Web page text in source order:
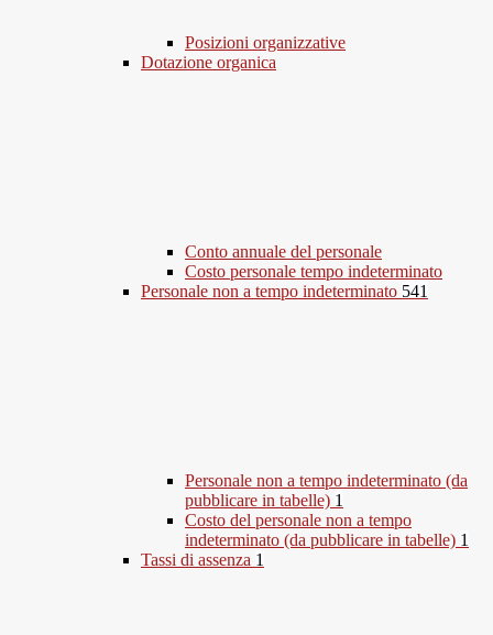
Posizioni organizzative
Dotazione organica
Conto annuale del personale
Costo personale tempo indeterminato
Personale non a tempo indeterminato 541
Personale non a tempo indeterminato (da
pubblicare in tabelle) 1
Costo del personale non a tempo
indeterminato (da pubblicare in tabelle) 1
Tassi di assenza 1